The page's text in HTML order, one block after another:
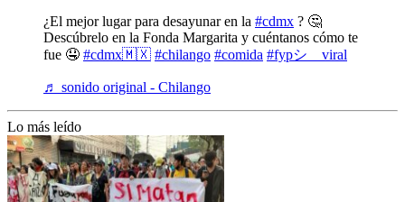
¿El mejor lugar para desayunar en la #cdmx ? 🤔
Descúbrelo en la Fonda Margarita y cuéntanos cómo te
fue 🤤 #cdmx🇲🇽 #chilango #comida #fypシ゚viral
♬ sonido original - Chilango
Lo más leído